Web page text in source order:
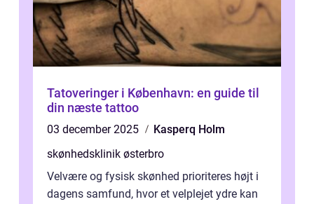
Tatoveringer i København: en guide til
din næste tattoo
03 december 2025
Kasperq Holm
skønhedsklinik østerbro
Velvære og fysisk skønhed prioriteres højt i
dagens samfund, hvor et velplejet ydre kan